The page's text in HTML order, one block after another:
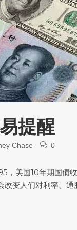
提醒
Chase 0
，美国10年期国债
变人们对利率、